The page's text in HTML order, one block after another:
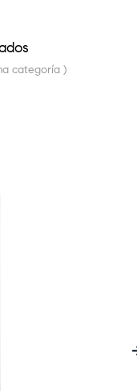
categoría )